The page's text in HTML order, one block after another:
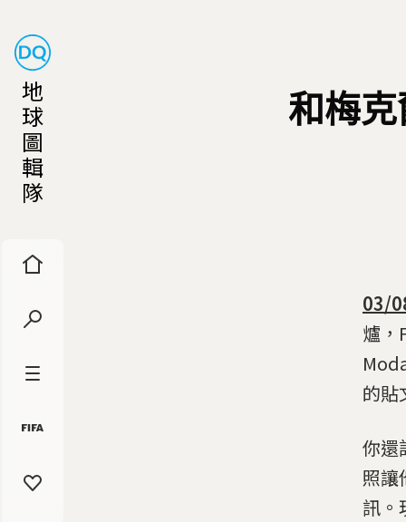
地
球
圖
輯
隊
和梅
03/
爐，
的貼
你還
照讓
訊。